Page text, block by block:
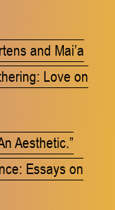
and Mai’a
Love on
Aesthetic.”
Essays on